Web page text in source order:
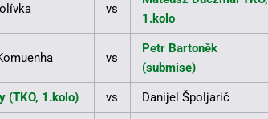
vs
1.kolo
vs
Petr Bartoněk
(submise)
(TKO, 1.kolo) vs Danijel Špoljarič